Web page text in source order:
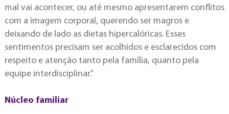
mal vai acontecer, ou até mesmo apresentarem conflitos
com a imagem corporal, querendo ser magros e
deixando de lado as dietas hipercalóricas. Esses
sentimentos precisam ser acolhidos e esclarecidos com
respeito e atenção tanto pela família, quanto pela
equipe interdisciplinar.”
Núcleo familiar